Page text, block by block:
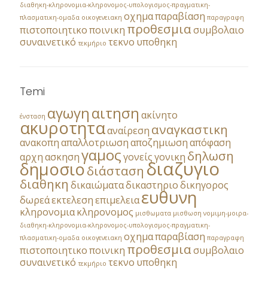
διαθηκη-κληρονομια-κληρονομος-υπολογισμος-πραγματικη-
πλασματικη-ομαδα οικογενειακη οχημαπαραβίαση παραγραφη
πιστοποιητικοποινικη προθεσμιασυμβολαιο
συναινετικό τεκμήριο τεκνο υποθηκη
Temi
ένσταση αγωγηαιτηση ακίνητο
ακυροτητααναίρεση αναγκαστικη
ανακοπηαπαλλοτριωσηαποζημιωσηαπόφαση
αρχηασκησηγαμοςγονείςγονικη δηλωση
δημοσιοδιάσταση διαζυγιο
διαθηκη δικαιώματαδικαστηριοδικηγορος
δωρεάεκτελεσηεπιμελειαευθυνη
κληρονομιακληρονομος μισθωματα μισθωση νομιμη-μοιρα-
διαθηκη-κληρονομια-κληρονομος-υπολογισμος-πραγματικη-
πλασματικη-ομαδα οικογενειακη οχημαπαραβίαση παραγραφη
πιστοποιητικοποινικη προθεσμιασυμβολαιο
συναινετικό τεκμήριο τεκνο υποθηκη